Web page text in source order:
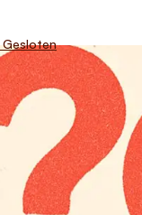
Gesloten